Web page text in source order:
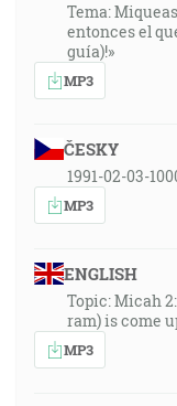
Tema:
entonces el
guía)!»
MP3
ČESKY
1991-02-03-
MP3
ENGLISH
Topic: Micah
ram) is come
MP3